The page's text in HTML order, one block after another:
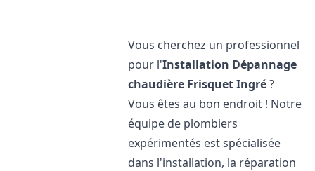
Vous cherchez un professionnel
pour l'Installation Dépannage
chaudière FrisquetIngré?
Vous êtes au bon endroit ! Notre
équipe de plombiers
expérimentés est spécialisée
dans l'installation, la réparation